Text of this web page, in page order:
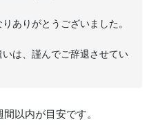
ありがとうございました。
は、謹んでご辞退させてい
以内が目安です。